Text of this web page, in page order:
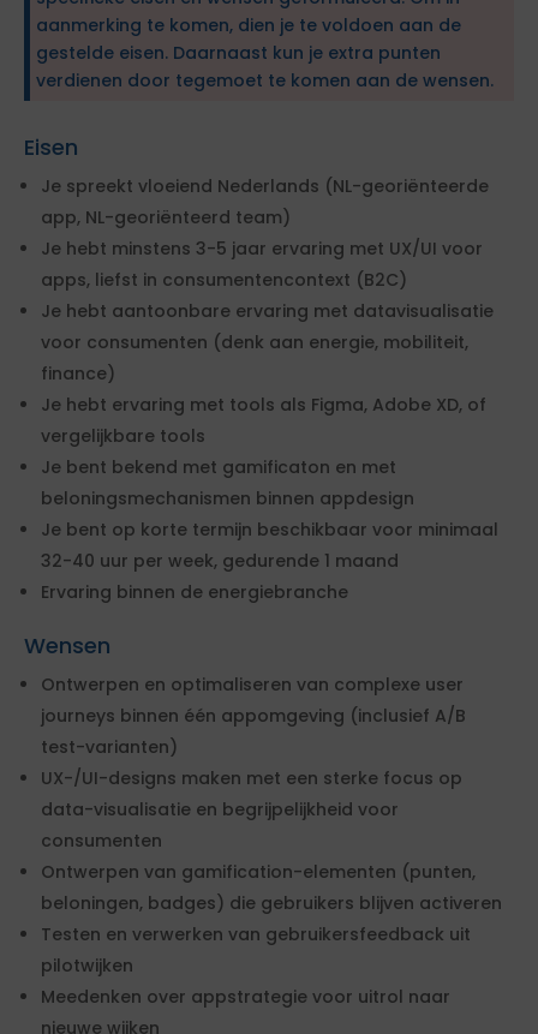
aanmerking te komen, dien je te voldoen aan de
gestelde eisen. Daarnaast kun je extra punten
verdienen door tegemoet te komen aan de wensen.
Eisen
Je spreekt vloeiend Nederlands (NL-georiënteerde
app, NL-georiënteerd team)
Je hebt minstens 3-5 jaar ervaring met UX/UI voor
apps, liefst in consumentencontext (B2C)
Je hebt aantoonbare ervaring met datavisualisatie
voor consumenten (denk aan energie, mobiliteit,
finance)
Je hebt ervaring met tools als Figma, Adobe XD, of
vergelijkbare tools
Je bent bekend met gamificaton en met
beloningsmechanismen binnen appdesign
Je bent op korte termijn beschikbaar voor minimaal
32-40 uur per week, gedurende 1 maand
Ervaring binnen de energiebranche
Wensen
Ontwerpen en optimaliseren van complexe user
journeys binnen één appomgeving (inclusief A/B
test-varianten)
UX-/UI-designs maken met een sterke focus op
data-visualisatie en begrijpelijkheid voor
consumenten
Ontwerpen van gamification-elementen (punten,
beloningen, badges) die gebruikers blijven activeren
Testen en verwerken van gebruikersfeedback uit
pilotwijken
Meedenken over appstrategie voor uitrol naar
nieuwe wijken